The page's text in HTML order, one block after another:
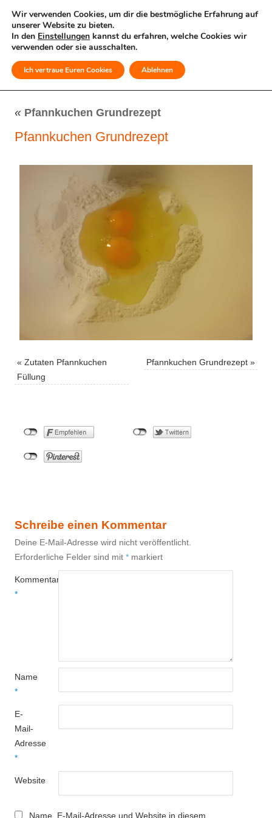
MENÜ
« Pfannkuchen Grundrezept
Pfannkuchen Grundrezept
« Zutaten Pfannkuchen
Füllung
Pfannkuchen Grundrezept »
Schreibe einen Kommentar
Deine E-Mail-Adresse wird nicht veröffentlicht.
Erforderliche Felder sind mit * markiert
Kommentar
*
Name
*
E-
Mail-
Adresse
*
Website
Name, E-Mail-Adresse und Website in diesem
Wir verwenden Cookies, um dir die bestmögliche Erfahrung auf
unserer Website zu bieten.
In den Einstellungen kannst du erfahren, welche Cookies wir
verwenden oder sie ausschalten.
Ich vertraue Euren Cookies Ablehnen